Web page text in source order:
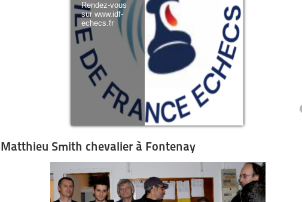
Rendez-vous
sur www.idf-
echecs.fr
Matthieu Smith chevalier à Fontenay